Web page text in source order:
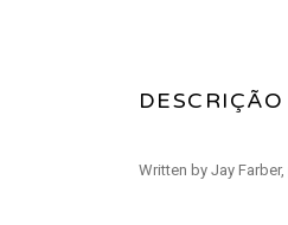
DESCRIÇÃO
Written by Jay